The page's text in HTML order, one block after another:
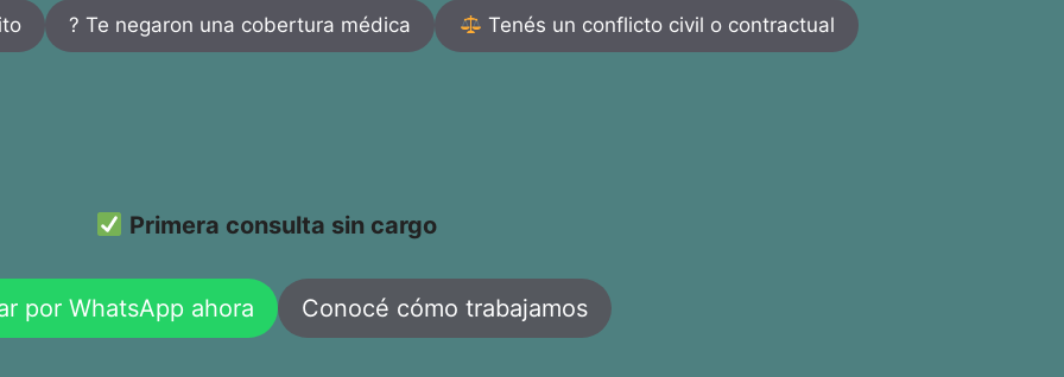
? Te negaron una cobertura médica Tenés un conflicto civil o contractual
Primera consulta sin cargo
por WhatsApp ahora Conocé cómo trabajamos